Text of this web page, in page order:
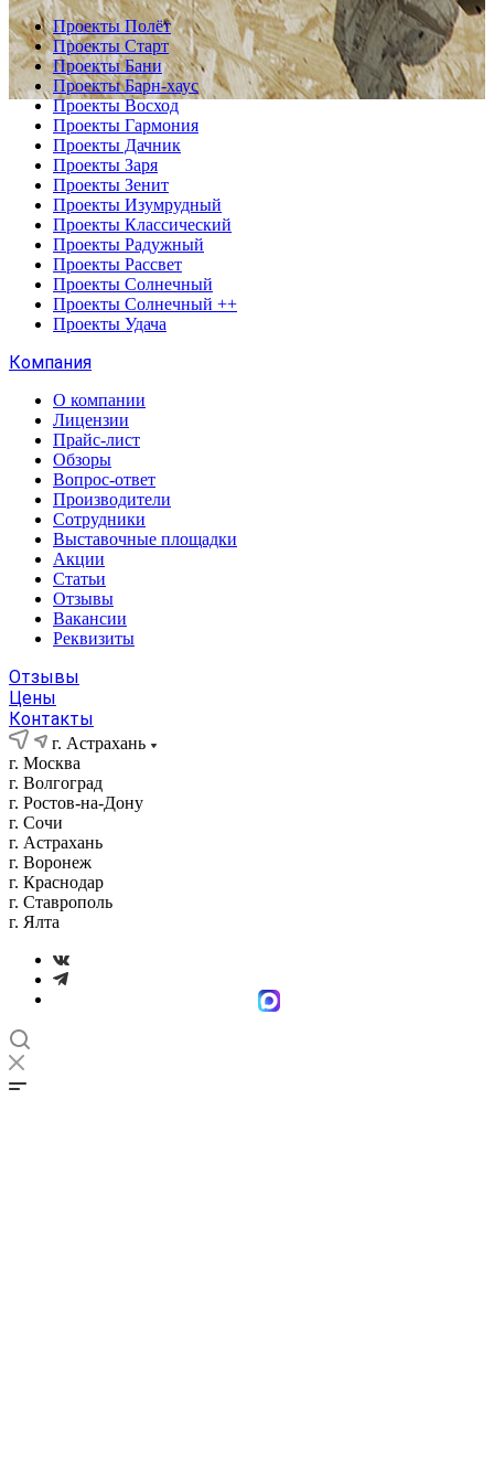
Проекты Полёт
Проекты Старт
Проекты Бани
Проекты Барн-хаус
Проекты Восход
Проекты Гармония
Проекты Дачник
Проекты Заря
Проекты Зенит
Проекты Изумрудный
Проекты Классический
Проекты Радужный
Проекты Рассвет
Проекты Солнечный
Проекты Солнечный ++
Проекты Удача
Компания
О компании
Лицензии
Прайс-лист
Обзоры
Вопрос-ответ
Производители
Сотрудники
Выставочные площадки
Акции
Статьи
Отзывы
Вакансии
Реквизиты
Отзывы
Цены
Контакты
г. Астрахань
г. Москва
г. Волгоград
г. Ростов-на-Дону
г. Сочи
г. Астрахань
г. Воронеж
г. Краснодар
г. Ставрополь
г. Ялта